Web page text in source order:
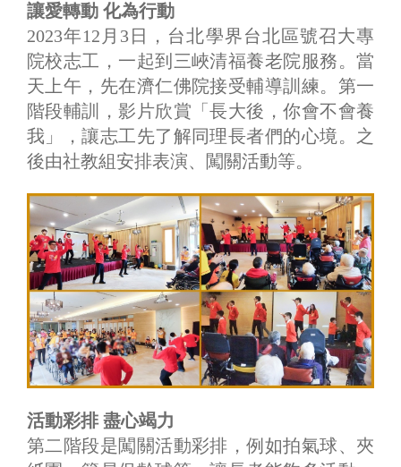
讓愛轉動 化為行動
2023年12月3日，台北學界台北區號召大專
院校志工，一起到三峽清福養老院服務。當
天上午，先在濟仁佛院接受輔導訓練。第一
階段輔訓，影片欣賞「長大後，你會不會養
我」，讓志工先了解同理長者們的心境。之
後由社教組安排表演、闖關活動等。
活動彩排 盡心竭力
第二階段是闖關活動彩排，例如拍氣球、夾